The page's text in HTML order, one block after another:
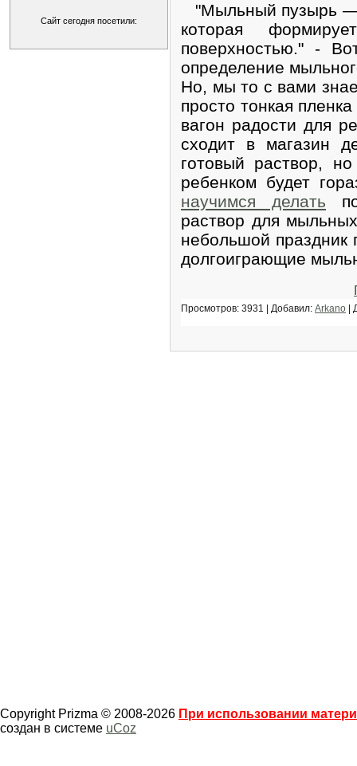
Сайт сегодня посетили:
"Мыльный пузырь —
которая
поверхностью." -
определение
Но, мы то с вами
просто тонкая
вагон радости для
сходит в магазин
готовый раствор,
ребенком будет
научимся делать
раствор для
небольшой праздник
долгоиграющие
Просмотров: 3931 | Добавил: Arkano |
Copyright Prizma © 2008-2026 При использовании
создан в системе uCoz